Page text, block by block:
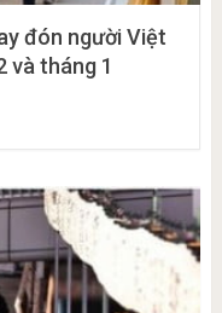
đón người Việt
và tháng 1